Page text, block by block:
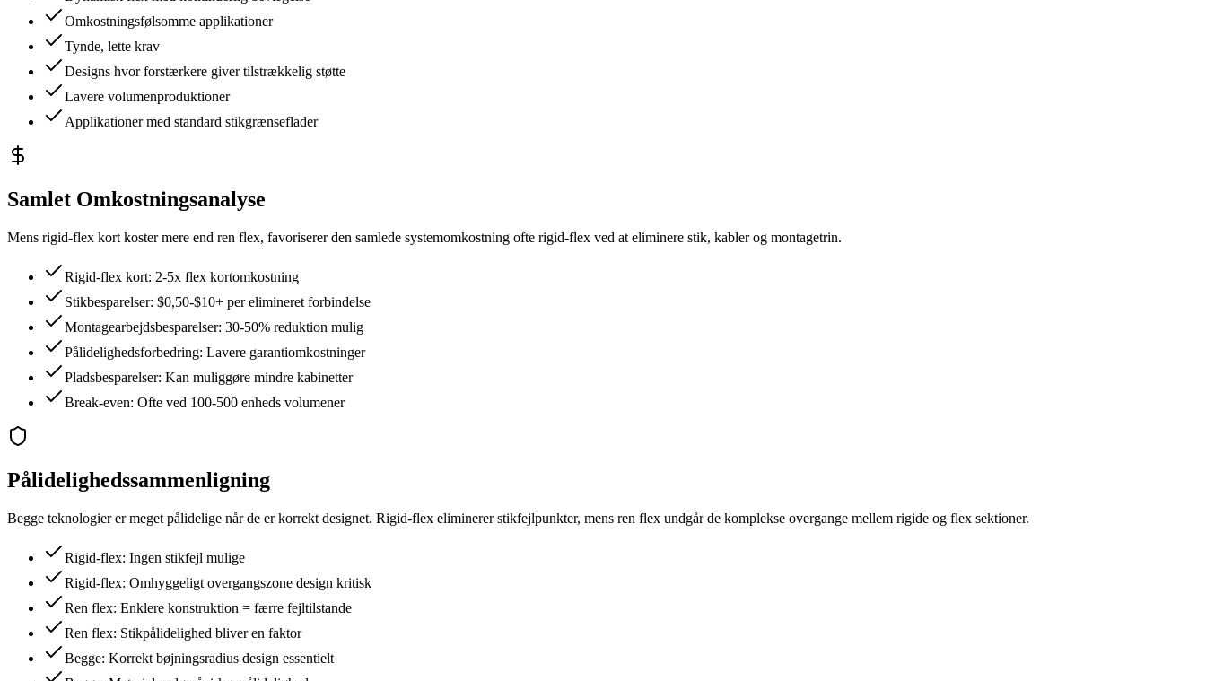
Omkostningsfølsomme applikationer
Tynde, lette krav
Designs hvor forstærkere giver tilstrækkelig støtte
Lavere volumenproduktioner
Applikationer med standard stikgrænseflader
Samlet Omkostningsanalyse
Mens rigid-flex kort koster mere end ren flex, favoriserer den samlede systemomkostning ofte rigid-flex ved at eliminere stik, kabler og montagetrin.
Rigid-flex kort: 2-5x flex kortomkostning
Stikbesparelser: $0,50-$10+ per elimineret forbindelse
Montagearbejdsbesparelser: 30-50% reduktion mulig
Pålidelighedsforbedring: Lavere garantiomkostninger
Pladsbesparelser: Kan muliggøre mindre kabinetter
Break-even: Ofte ved 100-500 enheds volumener
Pålidelighedssammenligning
Begge teknologier er meget pålidelige når de er korrekt designet. Rigid-flex eliminerer stikfejlpunkter, mens ren flex undgår de komplekse overgange mellem rigide og flex sektioner.
Rigid-flex: Ingen stikfejl mulige
Rigid-flex: Omhyggeligt overgangszone design kritisk
Ren flex: Enklere konstruktion = færre fejltilstande
Ren flex: Stikpålidelighed bliver en faktor
Begge: Korrekt bøjningsradius design essentielt